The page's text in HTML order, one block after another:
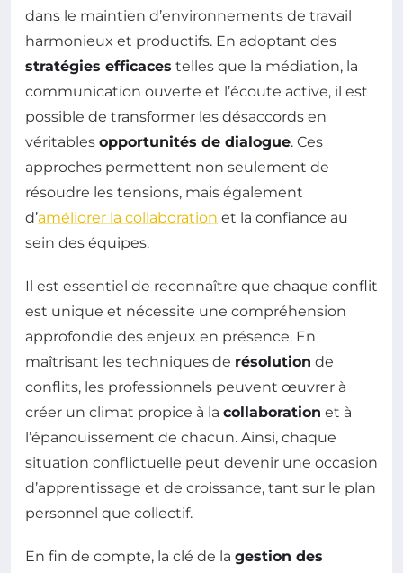
dans le maintien d’environnements de travail
harmonieux et productifs. En adoptant des
stratégies efficaces telles que la médiation, la
communication ouverte et l’écoute active, il est
possible de transformer les désaccords en
véritables opportunités de dialogue. Ces
approches permettent non seulement de
résoudre les tensions, mais également
d’améliorer la collaboration et la confiance au
sein des équipes.
Il est essentiel de reconnaître que chaque conflit
est unique et nécessite une compréhension
approfondie des enjeux en présence. En
maîtrisant les techniques de résolution de
conflits, les professionnels peuvent œuvrer à
créer un climat propice à la collaboration et à
l’épanouissement de chacun. Ainsi, chaque
situation conflictuelle peut devenir une occasion
d’apprentissage et de croissance, tant sur le plan
personnel que collectif.
En fin de compte, la clé de la gestion des